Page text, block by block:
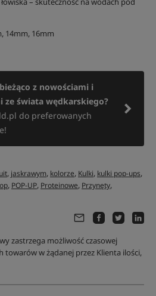
14mm, 16mm
z nowościami i
ze świata wędkarskiego?
do preferowanych
, jaskrawym, kolorze, Kulki, kulki pop-ups,
, POP-UP, Proteinowe, Przynęty,
zastrzega możliwość czasowej
w żądanej przez Klienta ilości,